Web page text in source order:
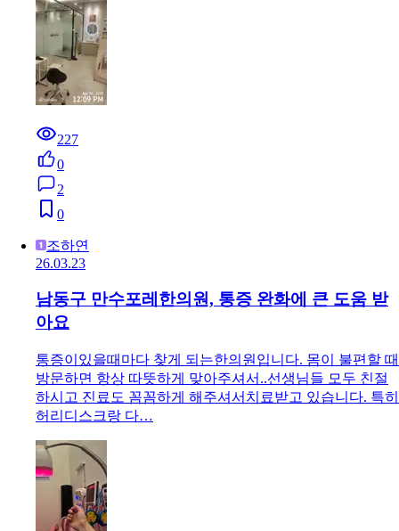
227
0
2
0
조하연
26.03.23
남동구 만수포레한의원, 통증 완화에 큰 도움 받
아요
통증이있을때마다 찾게 되는한의원입니다. 몸이 불편할 때
방문하면 항상 따뜻하게 맞아주셔서..선생님들 모두 친절
하시고 진료도 꼼꼼하게 해주셔서치료받고 있습니다. 특히
허리디스크랑 다…